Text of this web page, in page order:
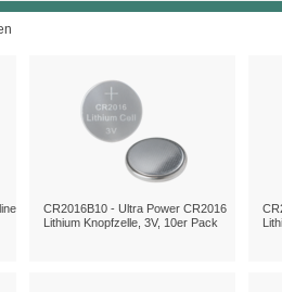
CR2016B10 - Ultra Power CR2016
Lithium Knopfzelle, 3V, 10er Pack